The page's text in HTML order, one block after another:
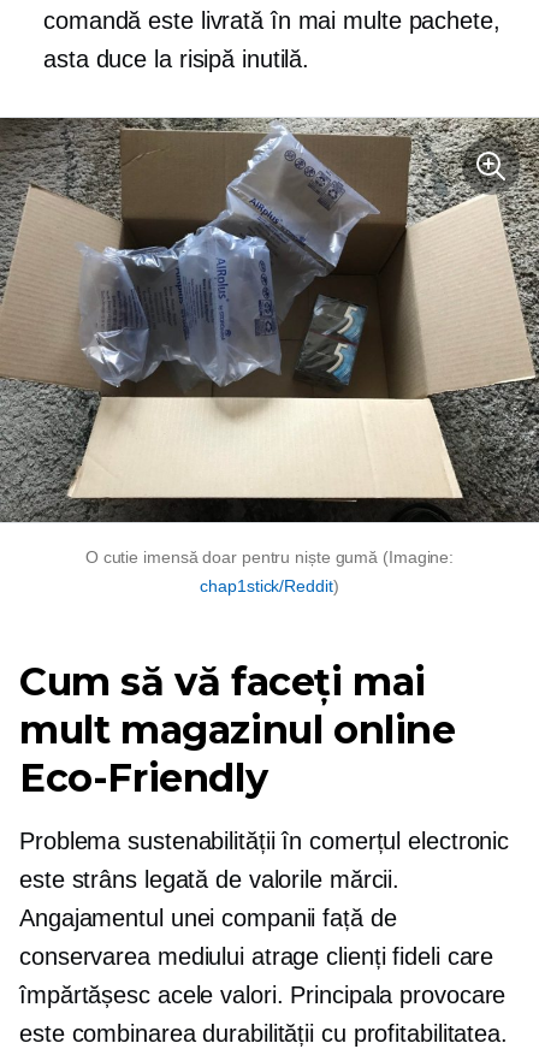
comandă este livrată în mai multe pachete,
asta duce la risipă inutilă.
O cutie imensă doar pentru niște gumă (Imagine:
chap1stick/Reddit)
Cum să vă faceți mai
mult magazinul online
Eco-Friendly
Problema sustenabilității în comerțul electronic
este strâns legată de valorile mărcii.
Angajamentul unei companii față de
conservarea mediului atrage clienți fideli care
împărtășesc acele valori. Principala provocare
este combinarea durabilității cu profitabilitatea.